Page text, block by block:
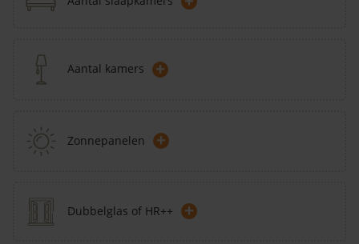
Aantal kamers +
Zonnepanelen +
Dubbelglas of HR++ +